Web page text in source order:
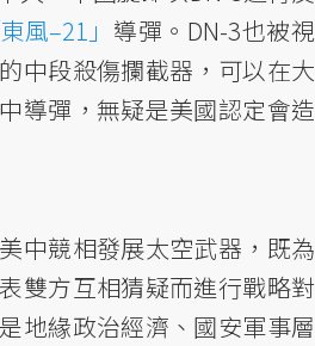
東風–21」 導彈。DN-3也被視
中段殺傷攔截器，可以在大
導彈，無疑是美國認定會造
中競相發展太空武器，既為
雙方互相猜疑而進行戰略對
地緣政治經濟、國安軍事層